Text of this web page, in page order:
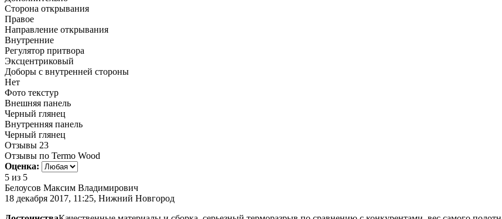
Сторона открывания
Правое
Направление открывания
Внутренние
Регулятор притвора
Эксцентриковый
Доборы с внутренней стороны
Нет
Фото текстур
Внешняя панель
Черный глянец
Внутренняя панель
Черный глянец
Отзывы 23
Отзывы по Termo Wood
Оценка:
5 из 5
Белоусов Максим Владимирович
18 декабря 2017, 11:25, Нижний Новгород